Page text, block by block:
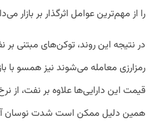
را از مهم‌ترین عوامل اثرگذار بر بازار
در نتیجه این روند، توکن‌های مبتنی
رمزارزی معامله می‌شوند نیز همسو با
قیمت این دارایی‌ها علاوه بر نفت، از
همین دلیل ممکن است شدت نوسان